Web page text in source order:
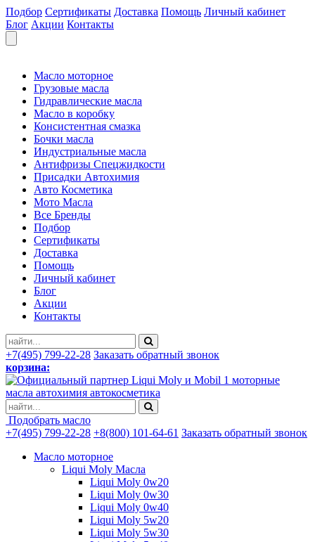
Подбор Сертификаты Доставка Помощь Личный кабинет
Блог Акции Контакты
Масло моторное
Грузовые масла
Гидравлические масла
Масло в коробку
Консистентная смазка
Бочки масла
Индустриальные масла
Антифризы Спецжидкости
Присадки Автохимия
Авто Косметика
Мото Масла
Все Бренды
Подбор
Сертификаты
Доставка
Помощь
Личный кабинет
Блог
Акции
Контакты
+7(495) 799-22-28 Заказать обратный звонок
корзина:
моторные
масла автохимия автокосметика
Подобрать масло
+7(495) 799-22-28 +8(800) 101-64-61 Заказать обратный звонок
Масло моторное
Liqui Moly Масла
Liqui Moly 0w20
Liqui Moly 0w30
Liqui Moly 0w40
Liqui Moly 5w20
Liqui Moly 5w30